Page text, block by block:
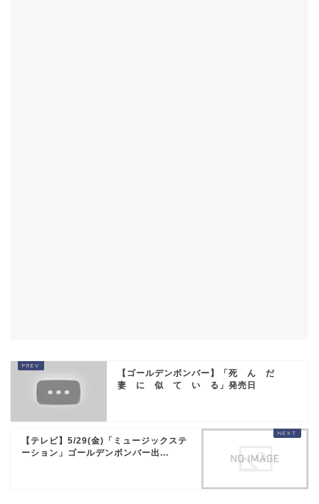
【ゴールデンボンバー】「死 ん だ
妻 に 似 て い る」発売日
【テレビ】5/29(金)「ミュージックステ
ーション」ゴールデンボンバー出...